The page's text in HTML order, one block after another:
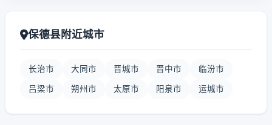
保德县附近城市
长治市 大同市 晋城市 晋中市 临汾市
吕梁市 朔州市 太原市 阳泉市 运城市